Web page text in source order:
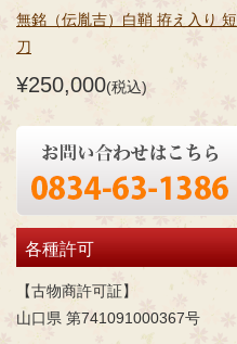
無銘（伝胤吉）白鞘 拵え入り 短
刀
¥250,000(税込)
各種許可
【古物商許可証】
山口県 第741091000367号